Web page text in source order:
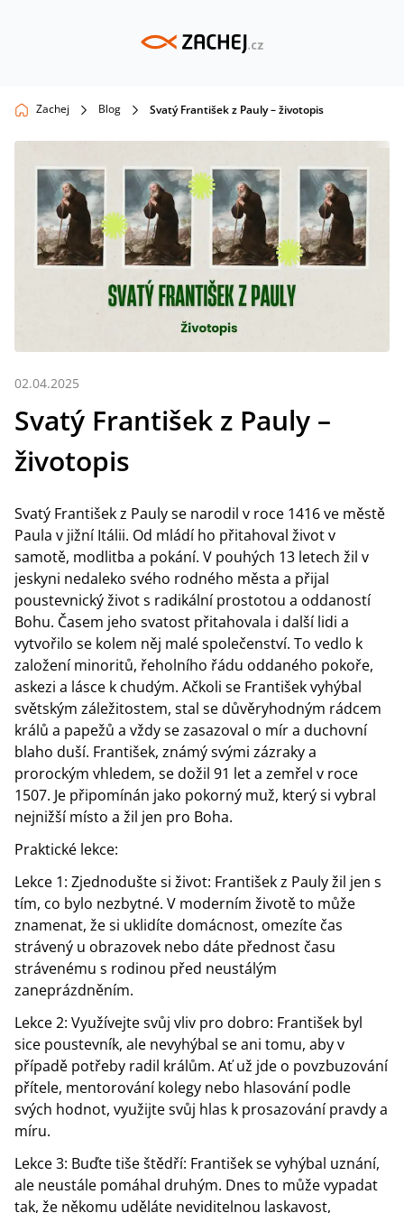
Zachej Blog Svatý František z Pauly – životopis
02.04.2025
Svatý František z Pauly –
životopis
Svatý František z Pauly se narodil v roce 1416 ve městě
Paula v jižní Itálii. Od mládí ho přitahoval život v
samotě, modlitba a pokání. V pouhých 13 letech žil v
jeskyni nedaleko svého rodného města a přijal
poustevnický život s radikální prostotou a oddaností
Bohu. Časem jeho svatost přitahovala i další lidi a
vytvořilo se kolem něj malé společenství. To vedlo k
založení minoritů, řeholního řádu oddaného pokoře,
askezi a lásce k chudým. Ačkoli se František vyhýbal
světským záležitostem, stal se důvěryhodným rádcem
králů a papežů a vždy se zasazoval o mír a duchovní
blaho duší. František, známý svými zázraky a
prorockým vhledem, se dožil 91 let a zemřel v roce
1507. Je připomínán jako pokorný muž, který si vybral
nejnižší místo a žil jen pro Boha.
Praktické lekce:
Lekce 1: Zjednodušte si život: František z Pauly žil jen s
tím, co bylo nezbytné. V moderním životě to může
znamenat, že si uklidíte domácnost, omezíte čas
strávený u obrazovek nebo dáte přednost času
strávenému s rodinou před neustálým
zaneprázdněním.
Lekce 2: Využívejte svůj vliv pro dobro: František byl
sice poustevník, ale nevyhýbal se ani tomu, aby v
případě potřeby radil králům. Ať už jde o povzbuzování
přítele, mentorování kolegy nebo hlasování podle
svých hodnot, využijte svůj hlas k prosazování pravdy a
míru.
Lekce 3: Buďte tiše štědří: František se vyhýbal uznání,
ale neustále pomáhal druhým. Dnes to může vypadat
tak, že někomu uděláte neviditelnou laskavost,